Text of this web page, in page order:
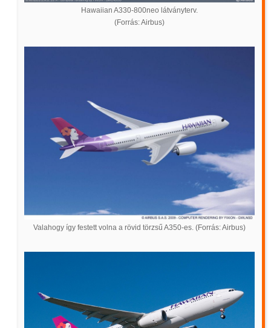
Hawaiian A330-800neo látványterv.
(Forrás: Airbus)
Valahogy így festett volna a rövid törzsű A350-es. (Forrás: Airbus)